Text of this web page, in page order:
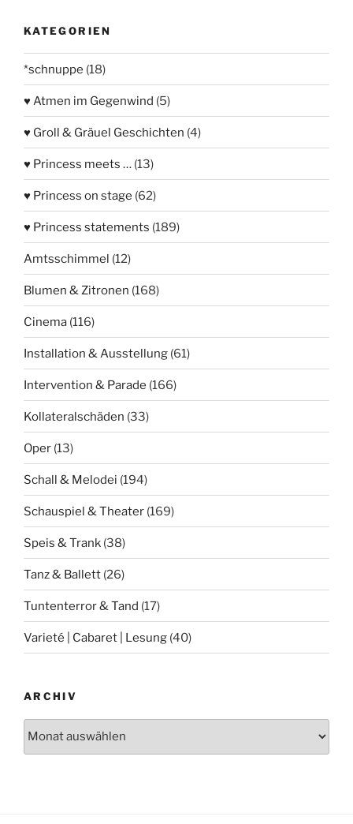
KATEGORIEN
*schnuppe (18)
♥ Atmen im Gegenwind (5)
♥ Groll & Gräuel Geschichten (4)
♥ Princess meets … (13)
♥ Princess on stage (62)
♥ Princess statements (189)
Amtsschimmel (12)
Blumen & Zitronen (168)
Cinema (116)
Installation & Ausstellung (61)
Intervention & Parade (166)
Kollateralschäden (33)
Oper (13)
Schall & Melodei (194)
Schauspiel & Theater (169)
Speis & Trank (38)
Tanz & Ballett (26)
Tuntenterror & Tand (17)
Varieté | Cabaret | Lesung (40)
ARCHIV